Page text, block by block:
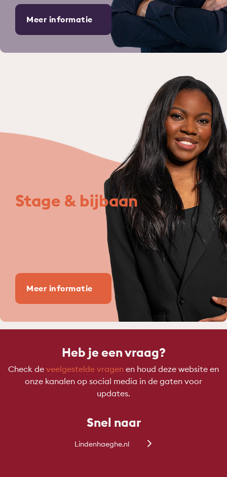
Meer informatie
Stage & bijbaan
Meer informatie
Heb je een vraag?
Check de veelgestelde vragen en houd deze website en
onze kanalen op social media in de gaten voor
updates.
Snel naar
Lindenhaeghe.nl